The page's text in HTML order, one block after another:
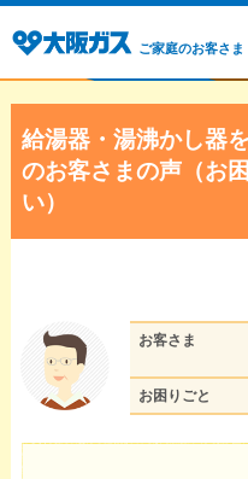
ご家庭のお客さま
給湯器・湯沸かし器
のお客さまの声（お
い）
お客さま
お困りごと